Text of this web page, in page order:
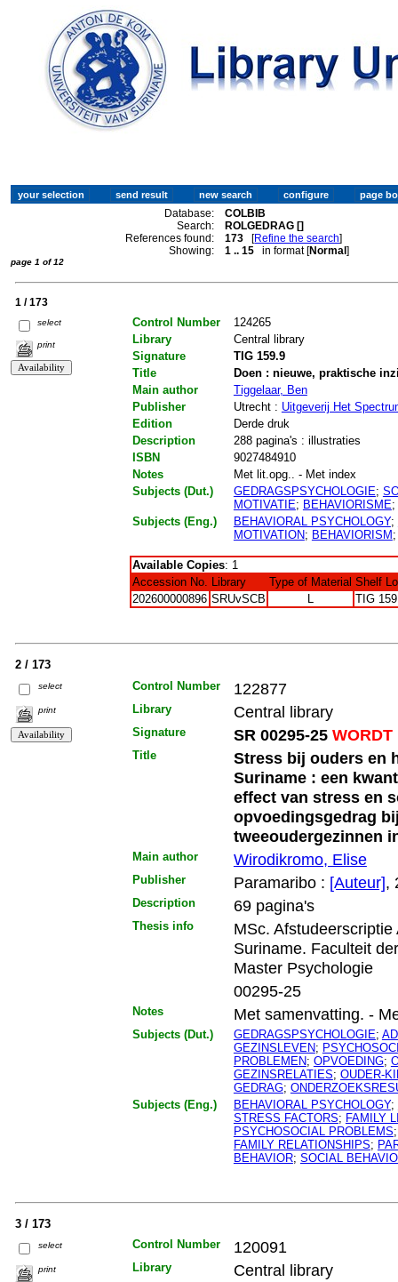
Database:
COLBIB
Search:
ROLGEDRAG []
References found:
173 [Refine the search]
Showing:
1 .. 15 in format [Normal]
page 1 of 12
1 / 173
select
print
Control Number
124265
Library
Central library
Signature
TIG 159.9
Title
Doen : nieuwe, praktische
Main author
Tiggelaar, Ben
Publisher
Utrecht : Uitgeverij Het
Edition
Derde druk
Description
288 pagina's : illustraties
ISBN
9027484910
Notes
Met lit.opg.. - Met index
Subjects (Dut.)
GEDRAGSPSYCHOLOGIE;
MOTIVATIE; BEHAVIORISME;
Subjects (Eng.)
BEHAVIORAL PSYCHOLOGY;
MOTIVATION; BEHAVIORISM
Available Copies: 1
Accession No.
Library Type of Material Shelf
202600000896 SRUvSCB TIG
2 / 173
select
print
Control Number 122877
Library Central library
Signature SR 00295-25WORDT
Title
Stress bij ouders en
Suriname : een
effect van stress en
opvoedingsgedrag
tweeoudergezinnen
Main author Wirodikromo, Elise
Publisher Paramaribo : [Auteur],
Description 69 pagina's
Thesis info
MSc.
Suriname. Faculteit
Master Psychologie
00295-25
Notes Met samenvatting. -
Subjects (Dut.) GEDRAGSPSYCHOLOGIE;
GEZINSLEVEN;
PROBLEMEN; OPVOEDING;
GEZINSRELATIES; OUDER-
GEDRAG;
Subjects (Eng.)
BEHAVIORAL PSYCHOLOGY;
STRESS FACTORS; FAMILY
PSYCHOSOCIAL PROBLEMS
FAMILY RELATIONSHIPS;
BEHAVIOR; SOCIAL
3 / 173
select
print
Control Number 120091
Library Central library